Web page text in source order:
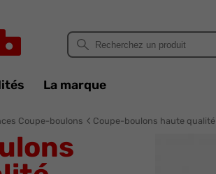
La marque
Coupe-boulons Coupe-boulons haute qualité